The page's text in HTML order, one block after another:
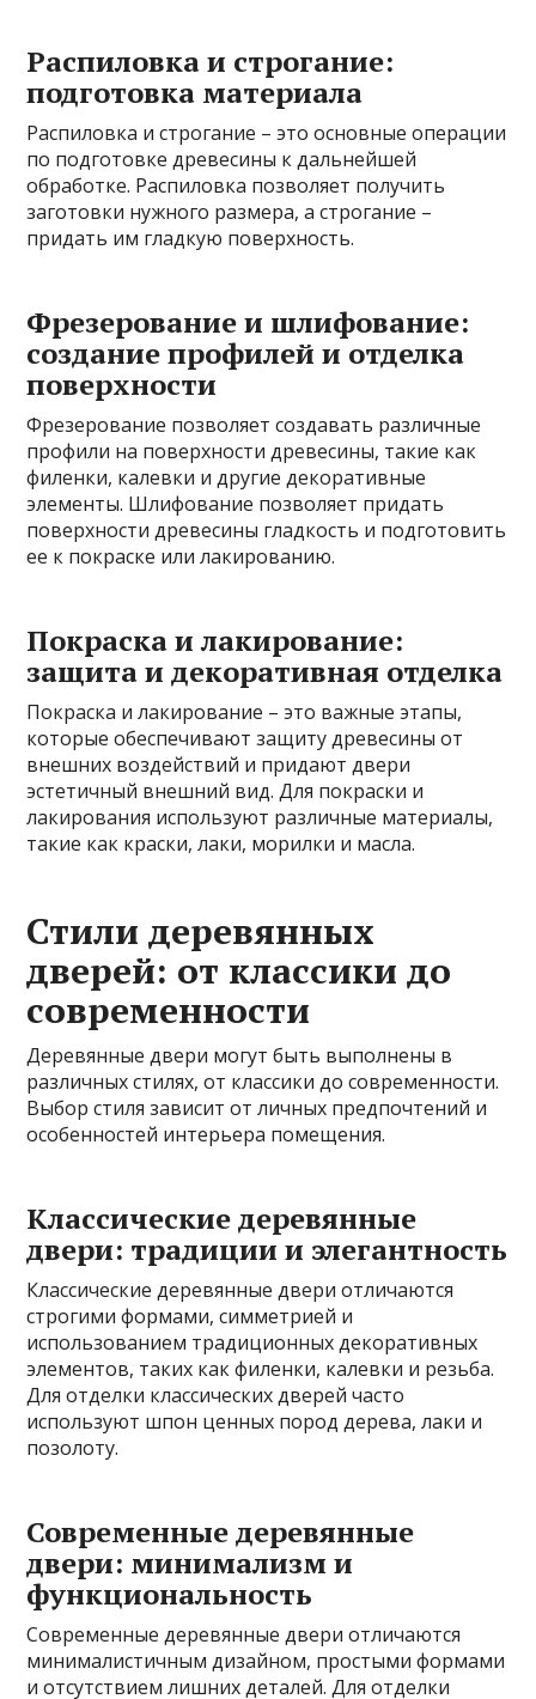
Распиловка и строгание:
подготовка материала
Распиловка и строгание – это основные операции
по подготовке древесины к дальнейшей
обработке. Распиловка позволяет получить
заготовки нужного размера, а строгание –
придать им гладкую поверхность.
Фрезерование и шлифование:
создание профилей и отделка
поверхности
Фрезерование позволяет создавать различные
профили на поверхности древесины, такие как
филенки, калевки и другие декоративные
элементы. Шлифование позволяет придать
поверхности древесины гладкость и подготовить
ее к покраске или лакированию.
Покраска и лакирование:
защита и декоративная отделка
Покраска и лакирование – это важные этапы,
которые обеспечивают защиту древесины от
внешних воздействий и придают двери
эстетичный внешний вид. Для покраски и
лакирования используют различные материалы,
такие как краски, лаки, морилки и масла.
Стили деревянных
дверей: от классики до
современности
Деревянные двери могут быть выполнены в
различных стилях, от классики до современности.
Выбор стиля зависит от личных предпочтений и
особенностей интерьера помещения.
Классические деревянные
двери: традиции и элегантность
Классические деревянные двери отличаются
строгими формами, симметрией и
использованием традиционных декоративных
элементов, таких как филенки, калевки и резьба.
Для отделки классических дверей часто
используют шпон ценных пород дерева, лаки и
позолоту.
Современные деревянные
двери: минимализм и
функциональность
Современные деревянные двери отличаются
минималистичным дизайном, простыми формами
и отсутствием лишних деталей. Для отделки